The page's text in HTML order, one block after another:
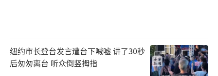
纽约市长登台发言遭台下喊嘘 讲了30秒
后匆匆离台 听众倒竖拇指